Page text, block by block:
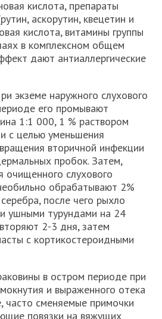
кислота, препараты
аскорутин, квецетин и
кислота, витамины группы
в комплексном общем
дают антиаллергические
экземе наружного слухового
его промывают
1:1 000, 1 % раствором
с целью уменьшения
вторичной инфекции
пробок. Затем,
очищенного слухового
обрабатывают 2%
после чего рыхло
ушными турундами на 24
2-3 дня, затем
с кортикостероидными
в остром периоде при
и выраженного отека
часто сменяемые примочки
повязки на вяжущих